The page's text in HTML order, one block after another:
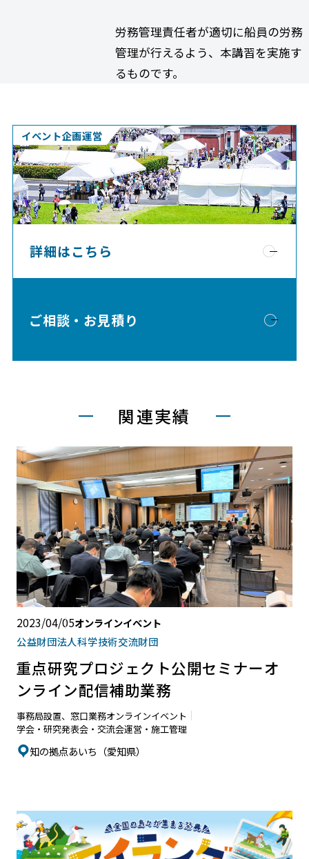
労務管理責任者が適切に船員の労務
管理が行えるよう、本講習を実施す
るものです。
イベント企画運営
詳細はこちら
ご相談・お見積り
関連実績
2023/04/05オンラインイベント
公益財団法人科学技術交流財団
重点研究プロジェクト公開セミナーオ
ンライン配信補助業務
事務局設置、窓口業務オンラインイベント
学会・研究発表会・交流会運営・施工管理
知の拠点あいち（愛知県）